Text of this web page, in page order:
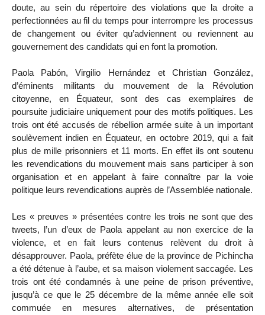
doute, au sein du répertoire des violations que la droite a
perfectionnées au fil du temps pour interrompre les processus
de changement ou éviter qu’adviennent ou reviennent au
gouvernement des candidats qui en font la promotion.
Paola Pabón, Virgilio Hernández et Christian González,
d’éminents militants du mouvement de la Révolution
citoyenne, en Équateur, sont des cas exemplaires de
poursuite judiciaire uniquement pour des motifs politiques. Les
trois ont été accusés de rébellion armée suite à un important
soulèvement indien en Équateur, en octobre 2019, qui a fait
plus de mille prisonniers et 11 morts. En effet ils ont soutenu
les revendications du mouvement mais sans participer à son
organisation et en appelant à faire connaître par la voie
politique leurs revendications auprès de l’Assemblée nationale.
Les « preuves » présentées contre les trois ne sont que des
tweets, l’un d’eux de Paola appelant au non exercice de la
violence, et en fait leurs contenus relèvent du droit à
désapprouver. Paola, préfète élue de la province de Pichincha
a été détenue à l’aube, et sa maison violement saccagée. Les
trois ont été condamnés à une peine de prison préventive,
jusqu’à ce que le 25 décembre de la même année elle soit
commuée en mesures alternatives, de présentation